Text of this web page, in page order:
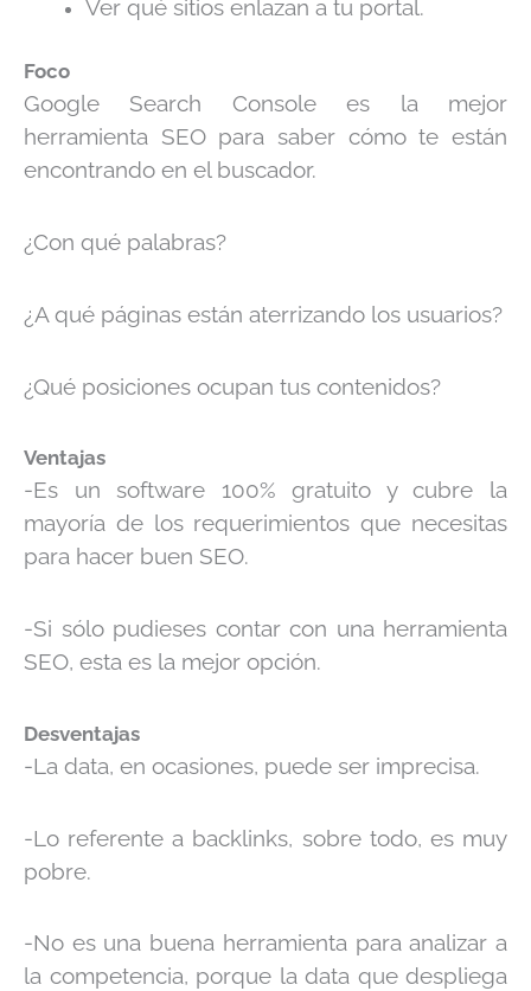
Ver qué sitios enlazan a tu portal.
Foco
Google Search Console es la mejor
herramienta SEO para saber cómo te están
encontrando en el buscador.
¿Con qué palabras?
¿A qué páginas están aterrizando los usuarios?
¿Qué posiciones ocupan tus contenidos?
Ventajas
-Es un software 100% gratuito y cubre la
mayoría de los requerimientos que necesitas
para hacer buen SEO.
-Si sólo pudieses contar con una herramienta
SEO, esta es la mejor opción.
Desventajas
-La data, en ocasiones, puede ser imprecisa.
-Lo referente a backlinks, sobre todo, es muy
pobre.
-No es una buena herramienta para analizar a
la competencia, porque la data que despliega